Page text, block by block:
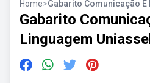
Home>Gabarito Comunicação
Gabarito
Linguagem